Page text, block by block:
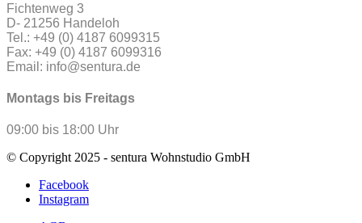
Fichtenweg 3
D- 21256 Handeloh
Tel.: +49 (0) 4187 6099315
Fax: +49 (0) 4187 6099316
Email: info@sentura.de
Montags bis Freitags
09:00 bis 18:00 Uhr
© Copyright 2025 - sentura Wohnstudio GmbH
Facebook
Instagram